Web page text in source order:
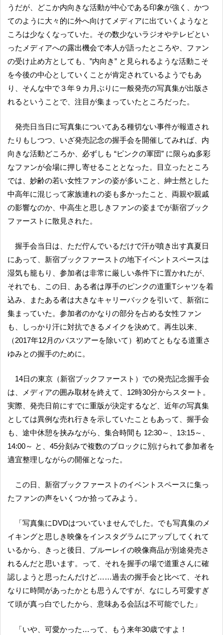
うだが、どこか内向きな活動が中心である印象が強く、かつ
てのように大々的に外へ向けてメディアに出ていくようなと
ころは少なくなっていた。その数少ないラジオやテレビとい
ったメディアへの露出機会で本人が語ったところや、ファン
の受け止め方としても、”内向き” と見られるような活動こそ
を今後の中心としていくことが肯定されているようでもあ
り、そんな中で３年９カ月ぶりに一般発売の写真集が出版さ
れるということで、注目が集まっていたところだった。
発売日当日に写真集についてある種切ない事件が報道され
たりもしつつ、いざ発売記念の握手会を開催してみれば、内
向きな活動どころか、必ずしも “ピンクの軍団” に限らぬ多彩
なファンが会場に押し寄せることとなった。目立ったところ
では、妙齢の若い女性ファンの姿が多いこと、紳士然とした
中高年に混じって家族連れの姿も多かったこと、両親や親戚
の影響なのか、中高生と思しきファンの姿までが新宿ブック
ファーストに散見された。
握手会当日は、ただ佇んでいるだけで汗が噴き出す真夏日
にあって、新宿ブックファーストの地下イベントスペースは
湿気も籠もり、参加者は非常に厳しい条件下に置かれたが、
それでも、この日、ある者は厚手のピンクの道重Tシャツを着
込み、またある者は大きなキャリーバックを引いて、新宿に
集まっていた。参加者のかなりの部分を占める女性ファン
も、しっかり汗に対抗できるメイクを決めて。再生以来、
（2017年12月のバスツアーを除いて）初めてともなる道重さ
ゆみとの握手のために。
14日の東京（新宿ブックファースト）での発売記念握手会
は、メディアの囲み取材を終えて、12時30分からスタート。
実際、発売日前にすでに重版が決定するなど、近年の写真集
としては異例な売れ行きを示していたこともあって、握手会
も、途中休憩を挟みながら、集合時間も 12:30～、13:15～、
14:00～ と、45分刻みで複数のブロックに別けられて参加者を
適宜整理しながらの開催となった。
この日、新宿ブックファーストのイベントスペースに集っ
たファンの声をいくつか拾ってみよう。
「写真集にDVDはついていませんでした。でも写真集のメ
イキングと思しき映像をインスタグラムにアップしてくれて
いるから、きっと後日、ブルーレイの映像商品が別途発売さ
れるんだと思います。って、それを握手の場で道重さんに確
認しようと思ったんだけど……過去の握手会と比べて、それ
なりに時間があったかとも思うんですが、なにしろ可愛すぎ
て頭が真っ白でしたから、意味ある会話は不可能でした」
「いや、可愛かった…って、もう来年30歳ですよ！